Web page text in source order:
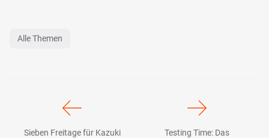
Alle Themen
Sieben Freitage für Kazuki
Testing Time: Das